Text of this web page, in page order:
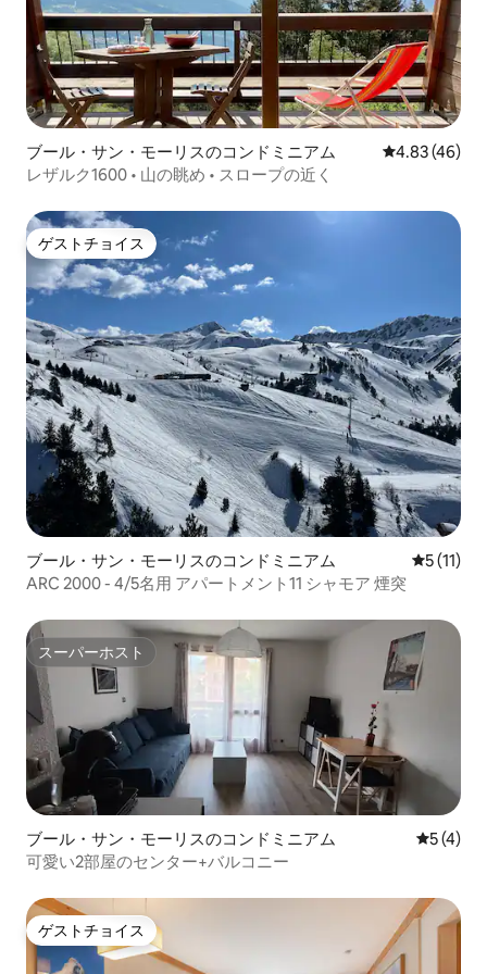
ブール・サン・モーリスのコンドミニアム レビュー46
4.83 (46)
レザルク1600 • 山の眺め • スロープの近く
ゲストチョイス
ゲストチョイス
ブール・サン・モーリスのコンドミニアム レビュー
5 (11)
ARC 2000 - 4/5名用 アパートメント11 シャモア 煙突
スーパーホスト
スーパーホスト
ブール・サン・モーリスのコンドミニアム レビュー
5 (4)
可愛い2部屋のセンター+バルコニー
ゲストチョイス
ゲストチョイス